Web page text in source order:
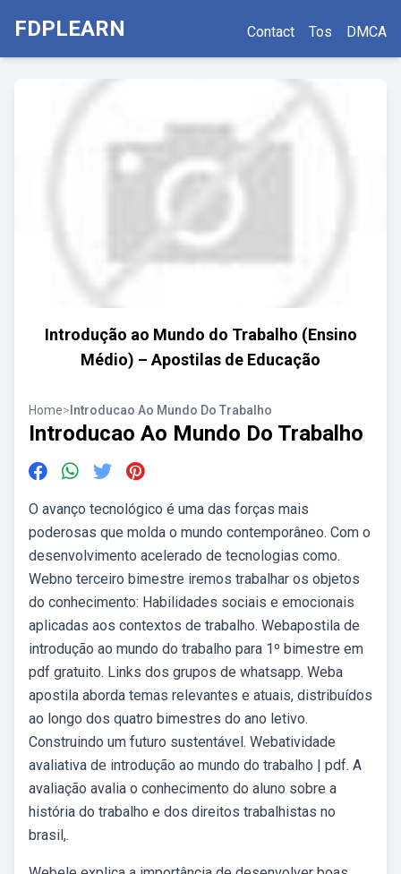
FDPLEARN Contact Tos DMCA
Introdução ao Mundo do Trabalho (Ensino
Médio) – Apostilas de Educação
Home> Introducao Ao Mundo Do Trabalho
Introducao Ao Mundo Do Trabalho
O avanço tecnológico é uma das forças mais
poderosas que molda o mundo contemporâneo. Com o
desenvolvimento acelerado de tecnologias como.
Webno terceiro bimestre iremos trabalhar os objetos
do conhecimento: Habilidades sociais e emocionais
aplicadas aos contextos de trabalho. Webapostila de
introdução ao mundo do trabalho para 1º bimestre em
pdf gratuito. Links dos grupos de whatsapp. Weba
apostila aborda temas relevantes e atuais, distribuídos
ao longo dos quatro bimestres do ano letivo.
Construindo um futuro sustentável. Webatividade
avaliativa de introdução ao mundo do trabalho | pdf. A
avaliação avalia o conhecimento do aluno sobre a
história do trabalho e dos direitos trabalhistas no
brasil,.